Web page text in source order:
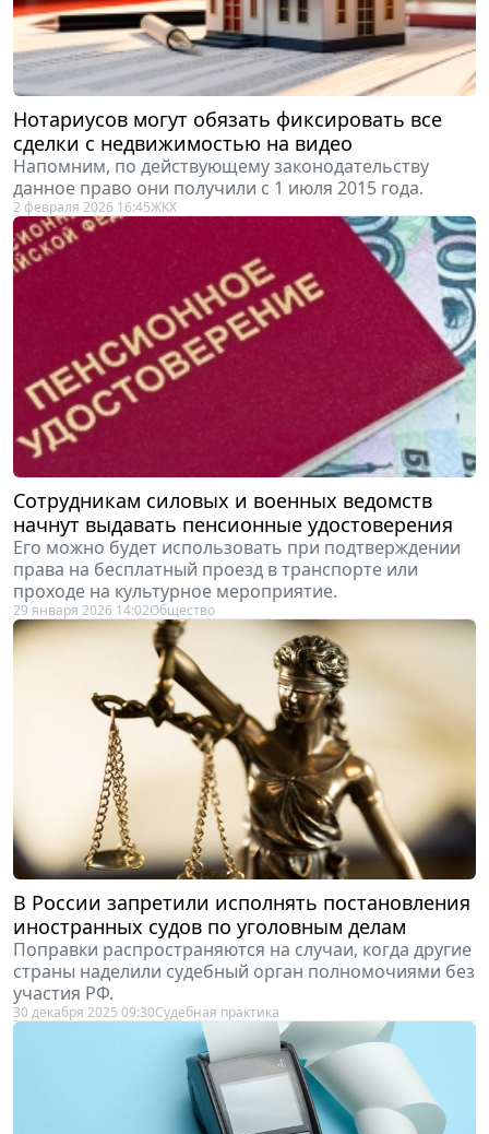
Нотариусов могут обязать фиксировать все
сделки с недвижимостью на видео
Напомним, по действующему законодательству
данное право они получили с 1 июля 2015 года.
2 февраля 2026 16:45ЖКХ
Сотрудникам силовых и военных ведомств
начнут выдавать пенсионные удостоверения
Его можно будет использовать при подтверждении
права на бесплатный проезд в транспорте или
проходе на культурное мероприятие.
29 января 2026 14:02Общество
В России запретили исполнять постановления
иностранных судов по уголовным делам
Поправки распространяются на случаи, когда другие
страны наделили судебный орган полномочиями без
участия РФ.
30 декабря 2025 09:30